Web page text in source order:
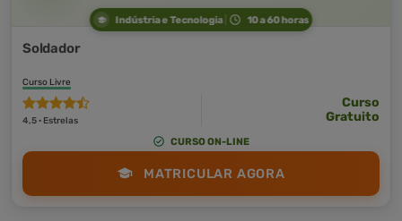
Indústria e Tecnologia 10 a 60 horas
Soldador
Curso Livre
4,5 · Estrelas
Curso
Gratuito
CURSO ON-LINE
MATRICULAR AGORA